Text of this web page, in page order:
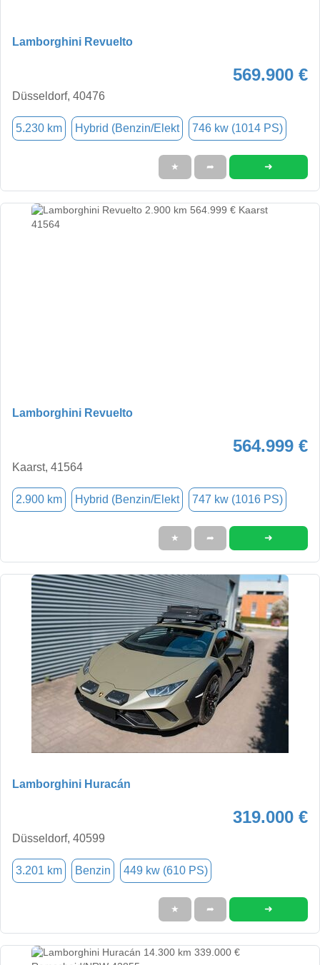
Lamborghini Revuelto
569.900 €
Düsseldorf, 40476
5.230 km Hybrid (Benzin/Elekt 746 kw (1014 PS)
★ ➦ ➜
Lamborghini Revuelto
564.999 €
Kaarst, 41564
2.900 km Hybrid (Benzin/Elekt 747 kw (1016 PS)
★ ➦ ➜
Lamborghini Huracán
319.000 €
Düsseldorf, 40599
3.201 km Benzin 449 kw (610 PS)
★ ➦ ➜